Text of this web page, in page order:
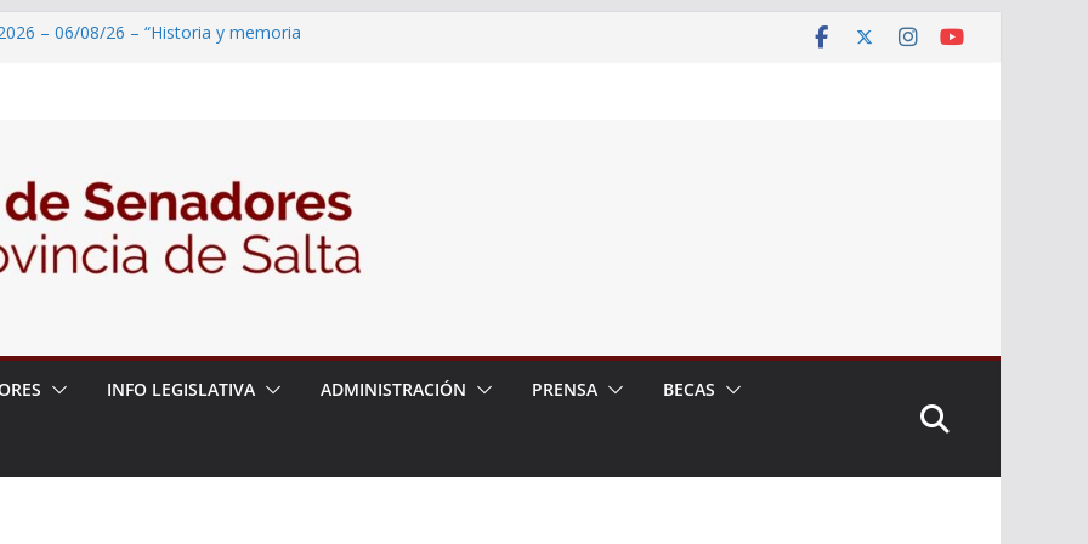
– 06/08/26 – “Historia y memoria
– 06/08/26 – Presentación del libro
del Dr. Víctor Alfredo Frías
– 06/08/26 – 82° Edición de la Expo
INFO LEGISLATIVA ADMINISTRACIÓN PRENSA BECAS